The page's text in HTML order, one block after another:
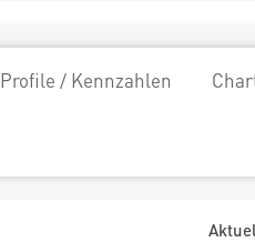
Profile / Kennzahlen